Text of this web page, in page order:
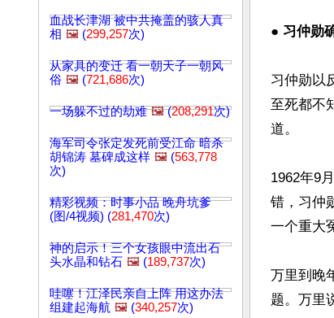
血战长津湖 被中共掩盖的骇人真
相 🖼️ (299,257次)
从家具的变迁 看一朝天子一朝风
俗 🖼️ (721,686次)
一场躲不过的劫难 🖼️(208,291次)
海军司令张定发死前受江命 暗杀
胡锦涛 墓碑成这样 🖼️ (563,778
次)
精彩视频：时事小品 晚舟坑爹
(图/4视频) (281,470次)
神的启示！三个女孩眼中流出石
头水晶和钻石 🖼️ (189,737次)
哇噻！江泽民亲自上阵 用这办法
组建起海航 🖼️ (340,257次)
● 习仲勋
习仲勋以
至死都不
道。
1962年9
错，习仲
一个重大
万里到晚
题。万里